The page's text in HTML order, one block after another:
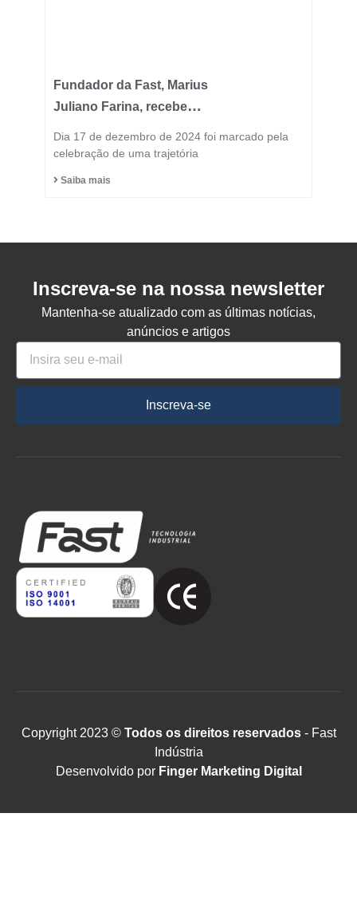
Fundador da Fast, Marius
Juliano Farina, recebe
Honorário do Município
Dia 17 de dezembro de 2024 foi marcado pela
celebração de uma trajetória
Saiba mais
Inscreva-se na nossa newsletter
Mantenha-se atualizado com as últimas notícias,
anúncios e artigos
Inscreva-se
Copyright 2023 ©Todos os direitos reservados- Fast
Indústria
Desenvolvido por Finger Marketing Digital